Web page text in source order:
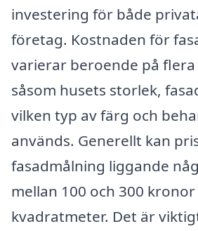
investering för både
företag. Kostnaden för
varierar beroende på
såsom husets storlek,
vilken typ av färg och
används. Generellt kan
fasadmålning liggande
mellan 100 och 300
kvadratmeter. Det är